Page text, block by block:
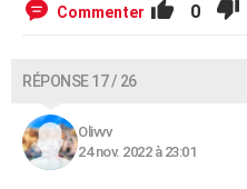
Commenter 0
RÉPONSE 17 / 26
Olivvv
24 nov. 2022 à 23:01